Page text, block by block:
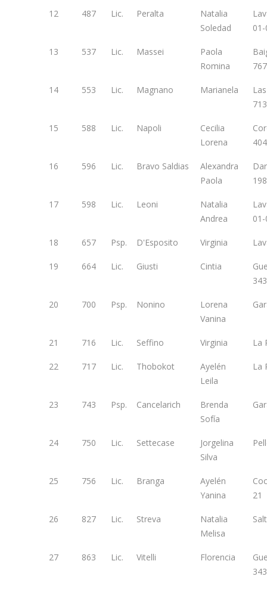
12 487 Lic. Peralta
Natalia
Soledad
13 537 Lic. Massei
Paola
Romina
767
14 553 Lic. Magnano Marianela
713
15 588 Lic. Napoli
Cecilia
Lorena
16 596 Lic. Bravo Saldias
Alexandra
Paola
17 598 Lic. Leoni
Natalia
Andrea
18 657 Psp. D'Esposito Virginia
19 664 Lic. Giusti Cintia
20 700 Psp. Nonino
Lorena
Vanina
21 716 Lic. Seffino Virginia La
22 717 Lic. Thobokot
Ayelén
Leila
La
23 743 Psp. Cancelarich
Brenda
Sofía
24 750 Lic. Settecase
Jorgelina
Silva
25 756 Lic. Branga
Ayelén
Yanina
21
26 827 Lic. Streva
Natalia
Melisa
27 863 Lic. Vitelli Florencia